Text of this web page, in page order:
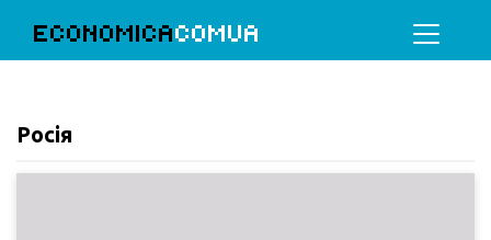
ECONOMICACOMUA
Росія